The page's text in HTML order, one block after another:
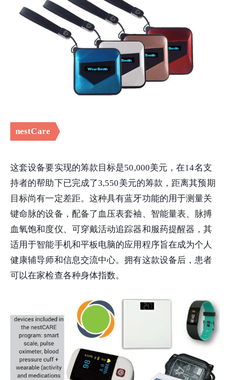
nestCare
这套设备要实现的筹款目标是50,000美元，在14名支
持者的帮助下已完成了3,550美元的筹款，距离其预期
目标尚有一定差距。这种具有蓝牙功能的用于测量关
键命脉的设备，配备了血压表套袖、智能量表、脉搏
血氧饱和度仪、可穿戴活动追踪器和服药提醒器，其
适用于智能手机和平板电脑的应用程序旨在成为个人
健康辅导师和信息交流中心。拥有这款设备后，患者
可以在家检查各种身体指数。